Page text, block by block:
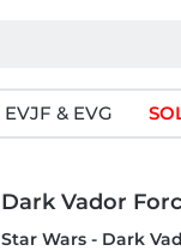
EVJF & EVG
Dark Vador
Star Wars - Dark